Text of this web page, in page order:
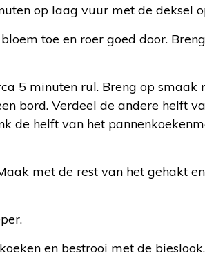
op laag vuur met de deksel
toe en roer goed door.
5 minuten rul. Breng op smaak
bord. Verdeel de andere helft
de helft van het
met de rest van het gehakt en
en bestrooi met de